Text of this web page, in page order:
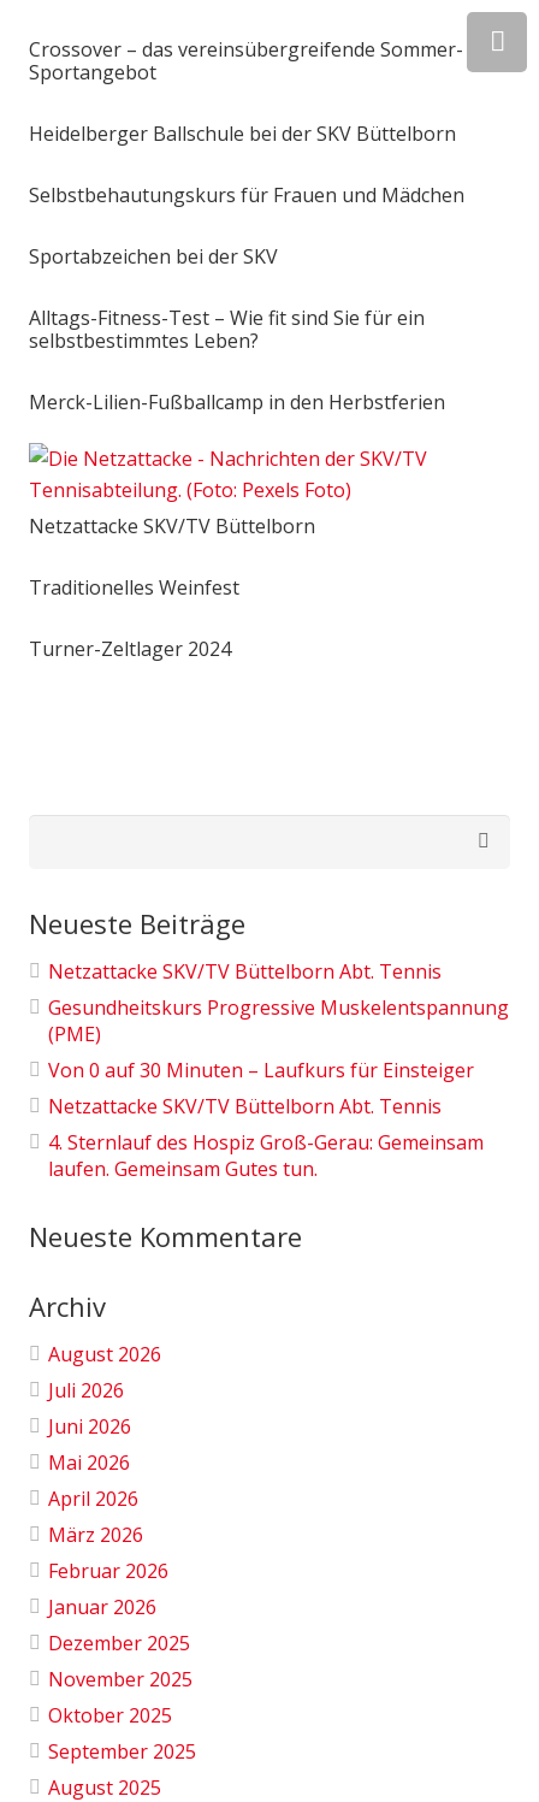
Crossover – das vereinsübergreifende Sommer-
Sportangebot
Heidelberger Ballschule bei der SKV Büttelborn
Selbstbehautungskurs für Frauen und Mädchen
Sportabzeichen bei der SKV
Alltags-Fitness-Test – Wie fit sind Sie für ein
selbstbestimmtes Leben?
Merck-Lilien-Fußballcamp in den Herbstferien
Netzattacke SKV/TV Büttelborn
Traditionelles Weinfest
Turner-Zeltlager 2024
Neueste Beiträge
Netzattacke SKV/TV Büttelborn Abt. Tennis
Gesundheitskurs Progressive Muskelentspannung
(PME)
Von 0 auf 30 Minuten – Laufkurs für Einsteiger
Netzattacke SKV/TV Büttelborn Abt. Tennis
4. Sternlauf des Hospiz Groß-Gerau: Gemeinsam
laufen. Gemeinsam Gutes tun.
Neueste Kommentare
Archiv
August 2026
Juli 2026
Juni 2026
Mai 2026
April 2026
März 2026
Februar 2026
Januar 2026
Dezember 2025
November 2025
Oktober 2025
September 2025
August 2025